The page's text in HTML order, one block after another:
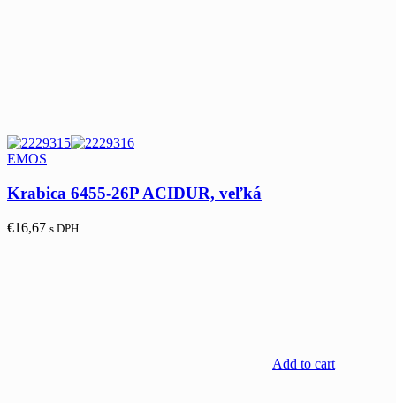
EMOS
Krabica 6455-26P ACIDUR, veľká
€16,67 s DPH
Add to cart